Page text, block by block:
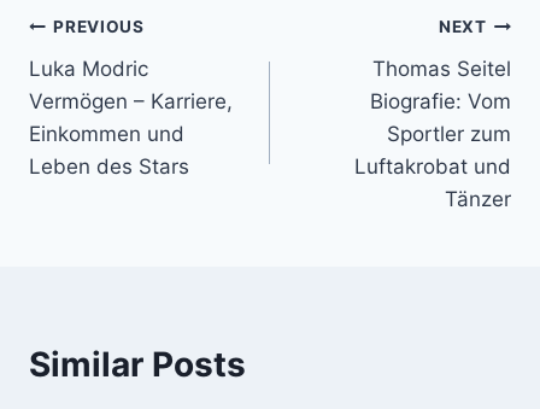
Post
navigation
PREVIOUS
Luka Modric
Vermögen – Karriere,
Einkommen und
Leben des Stars
NEXT
Thomas Seitel
Biografie: Vom
Sportler zum
Luftakrobat und
Tänzer
Similar Posts